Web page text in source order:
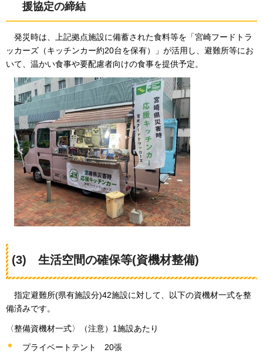
援協定の締結
発災時は、上記拠点施設に備蓄された食料等を「宮崎フードトラ
ッカーズ（キッチンカー約20台を保有）」が活用し、避難所等にお
いて、温かい食事や要配慮者向けの食事を提供予定。
(3) 生活空間の確保等(資機材整備)
指定避難所(県有施設分)42施設に対して、以下の資機材一式を整
備済みです。
〈整備資機材一式〉（注意）1施設あたり
プライベートテント 20張